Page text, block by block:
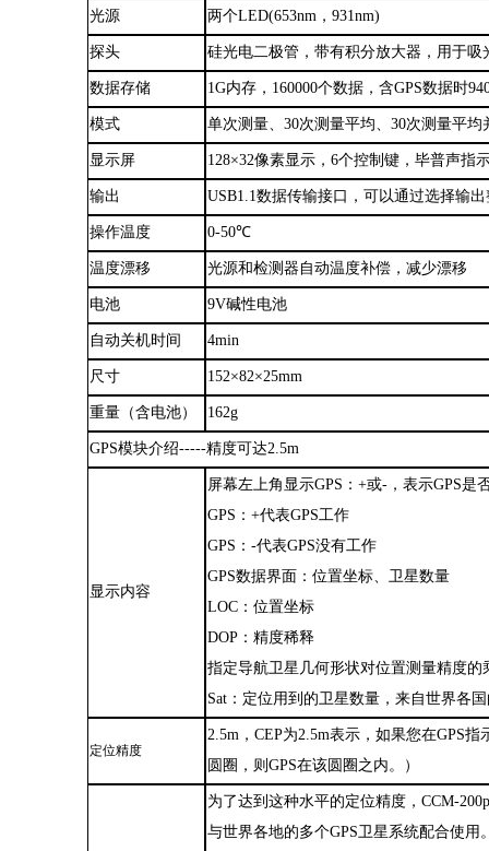
光源 两个LED(653nm，931nm)
探头 硅光电二极管，带有积分放大器，用于
数据存储 1G内存，160000个数据，含GPS数据时
模式 单次测量、30次测量平均、30次测量平
显示屏 128×32像素显示，6个控制键，毕普声指
输出 USB1.1数据传输接口 ，可以通过选择输
操作温度 0-50℃
温度漂移 光源和检测器自动温度补偿，减少漂移
电池 9V碱性电池
自动关机时间 4min
尺寸 152×82×25mm
重量（含电池） 162g
GPS模块介绍-----精度可达2.5m
显示内容
屏幕左上角显示GPS：+或-，表示GPS是
GPS：+代表GPS工作
GPS：-代表GPS没有工作
GPS数据界面：位置坐标、卫星数量
LOC：位置坐标
DOP：精度稀释
指定导航卫星几何形状对位置测量精度的
Sat：定位用到的卫星数量，来自世界各
定位精度
2.5m ，CEP为2.5m表示，如果您在GPS
圆圈，则GPS在该圆圈之内。）
为了达到这种水平的定位精度，CCM-
与世界各地的多个GPS卫星系统配合使用